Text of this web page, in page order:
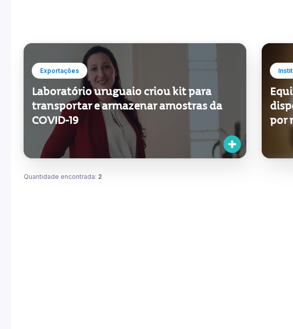
Exportações
Laboratório uruguaio criou kit para
transportar e armazenar amostras da
COVID-19
por
Quantidade encontrada: 2